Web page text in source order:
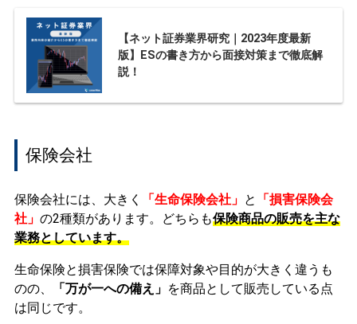
【ネット証券業界研究｜2023年度最新
版】ESの書き方から面接対策まで徹底解
説！
保険会社
保険会社には、大きく 「生命保険会社」 と
「損害保険会
社」 の2種類があります。どちらも保険商品の販売を主な
業務としています。
生命保険と損害保険では保障対象や目的が大きく違うも
のの、
「万が一への備え」 を商品として販売している点
は同じです。